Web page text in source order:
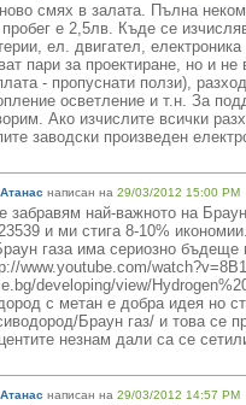
смях в залата. Пълна
е 2,5лв. Къде се
ел. двигател,
пари за проектиране, но и
- пропуснати ползи),
осветление и т.н. За
Ако изчислите всички
заводски произведен
написан на 29/03/2012 15:00 PM
забравям най-важното на
и ми стига 8-10%
газа има сериозно бъдеще
www.youtube.com/
developing/view/
с метан е добра идея но
Браун газ/ и това се
незнам дали са се
написан на 29/03/2012 14:57 PM